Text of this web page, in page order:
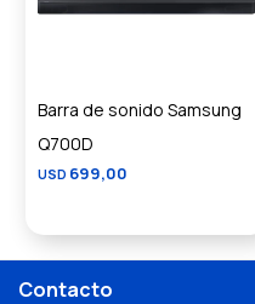
Barra de sonido Samsung
Q700D
USD 699,00
Contacto